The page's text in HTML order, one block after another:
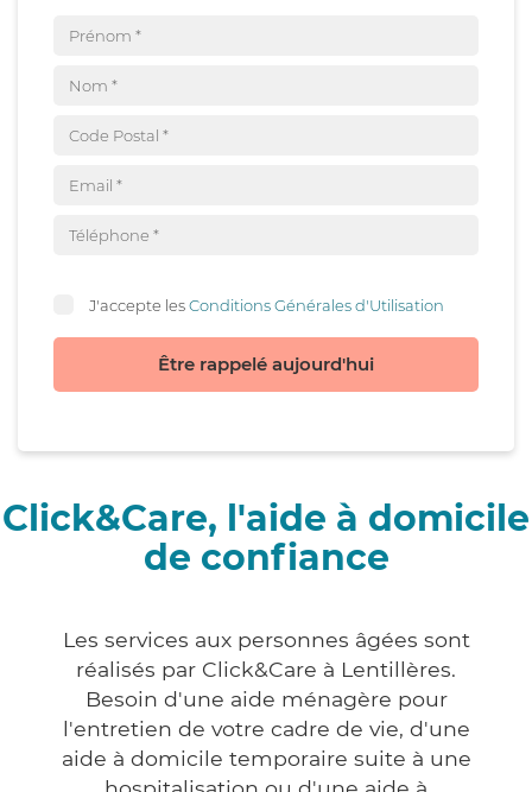
J'accepte lesConditions Générales d'Utilisation
Être rappelé aujourd'hui
Click&Care, l'aide à domicile
de confiance
Les services aux personnes âgées sont
réalisés par Click&Care à Lentillères.
Besoin d'une aide ménagère pour
l'entretien de votre cadre de vie, d'une
aide à domicile temporaire suite à une